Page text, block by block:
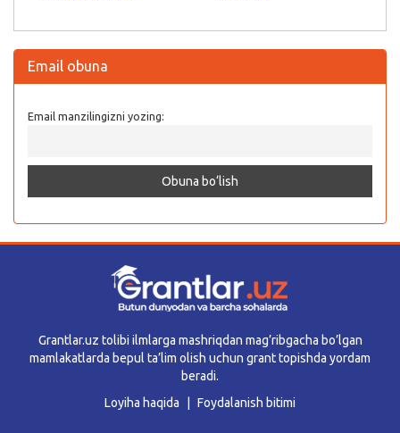
Email obuna
Email manzilingizni yozing:
Grantlar.uz tolibi ilmlarga mashriqdan mag’ribgacha bo’lgan
mamlakatlarda bepul ta’lim olish uchun grant topishda yordam
beradi.
Loyiha haqida
Foydalanish bitimi